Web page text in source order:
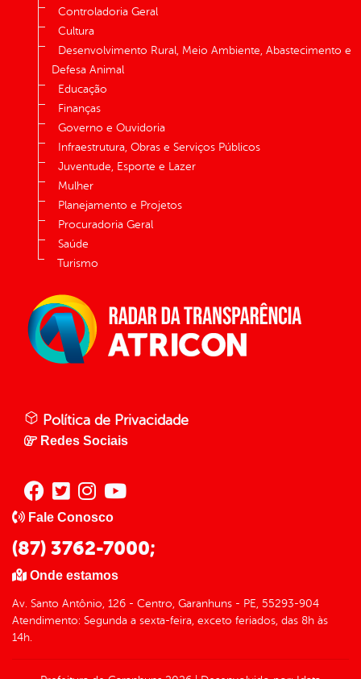
Controladoria Geral
Cultura
Desenvolvimento Rural, Meio Ambiente, Abastecimento e
Defesa Animal
Educação
Finanças
Governo e Ouvidoria
Infraestrutura, Obras e Serviços Públicos
Juventude, Esporte e Lazer
Mulher
Planejamento e Projetos
Procuradoria Geral
Saúde
Turismo
Política de Privacidade
Redes Sociais
Fale Conosco
(87) 3762-7000;
Onde estamos
Av. Santo Antônio, 126 - Centro, Garanhuns - PE, 55293-904
Atendimento: Segunda a sexta-feira, exceto feriados, das 8h às
14h.